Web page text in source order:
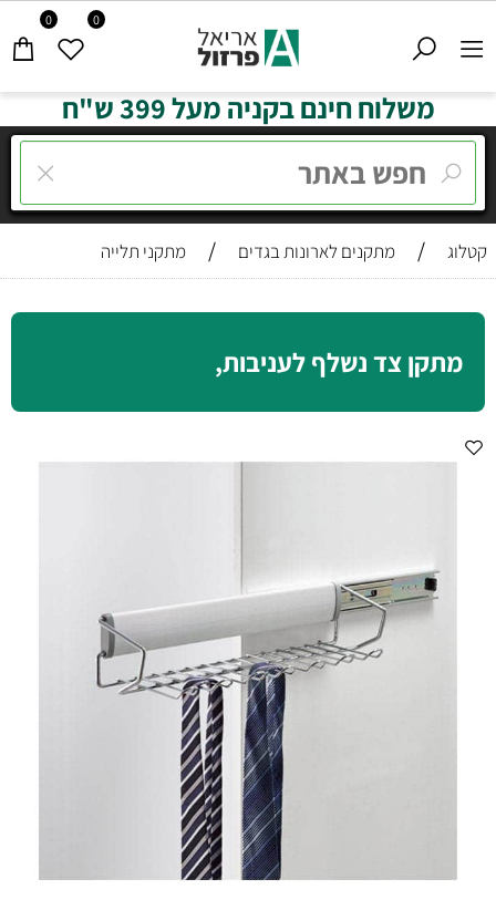
0 0
משלוח חינם בקניה מעל 399 ש"ח
קטלוג / מתקנים לארונות בגדים / מתקני תלייה
מתקן צד נשלף לעניבות,